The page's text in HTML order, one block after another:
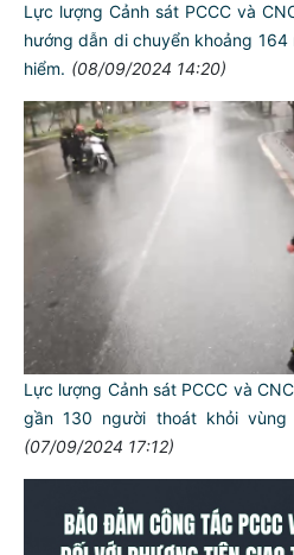
Lực lượng Cảnh sát PCCC và
hướng dẫn di chuyển khoảng
hiểm. (08/09/2024 14:20)
Lực lượng Cảnh sát PCCC và
gần 130 người thoát khỏi
(07/09/2024 17:12)